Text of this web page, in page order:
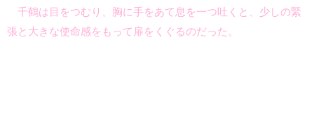
千鶴は目をつむり、胸に手をあて息を一つ吐くと、少しの緊
張と大きな使命感をもって扉をくぐるのだった。